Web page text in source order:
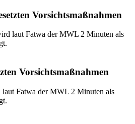
Vorsichtsmaßnahmen
laut Fatwa der MWL 2 Minuten als
Vorsichtsmaßnahmen
Fatwa der MWL 2 Minuten als